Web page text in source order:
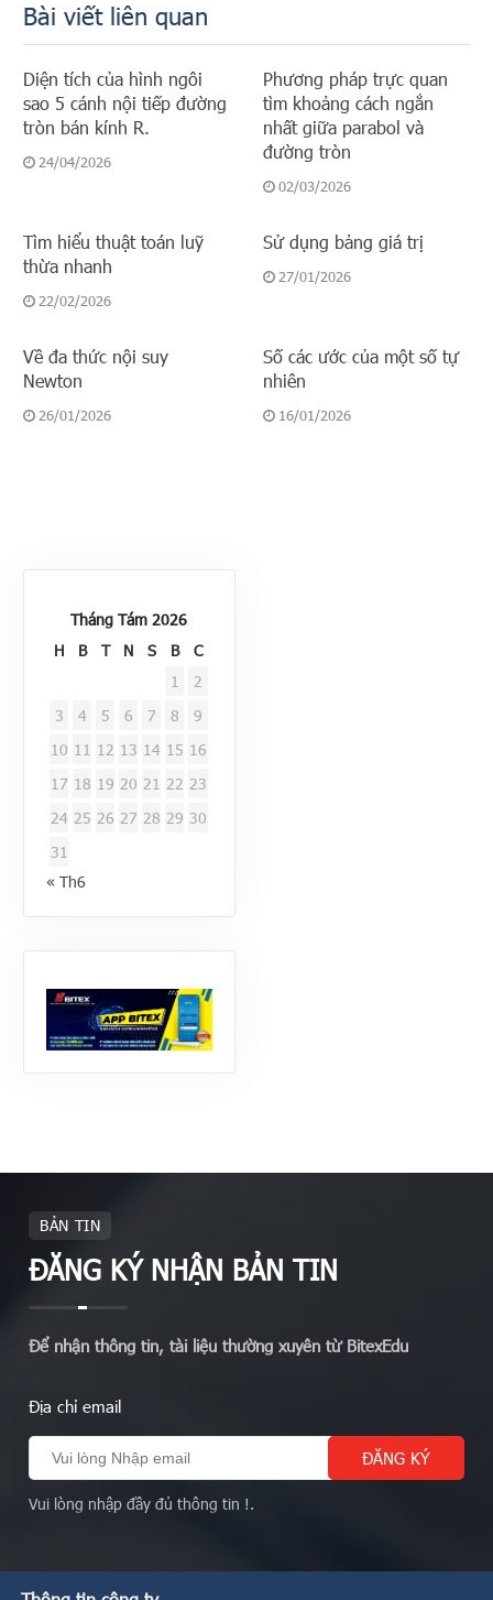
Bài viết liên quan
Diện tích của hình ngôi
sao 5 cánh nội tiếp đường
tròn bán kính R.
24/04/2026
Phương pháp trực quan
tìm khoảng cách ngắn
nhất giữa parabol và
đường tròn
02/03/2026
Tìm hiểu thuật toán luỹ
thừa nhanh
22/02/2026
Sử dụng bảng giá trị
27/01/2026
Về đa thức nội suy
Newton
26/01/2026
Số các ước của một số tự
nhiên
16/01/2026
Tháng Tám 2026
H
B T N S B
C
1
2
3
4 5 6 7 8
9
10 11 12 13 14 15 16
17 18 19 20 21 22 23
24 25 26 27 28 29 30
31
« Th6
BẢN TIN
ĐĂNG KÝ NHẬN BẢN TIN
Để nhận thông tin, tài liệu thường xuyên từ BitexEdu
Địa chỉ email
Vui lòng nhập đầy đủ thông tin !.